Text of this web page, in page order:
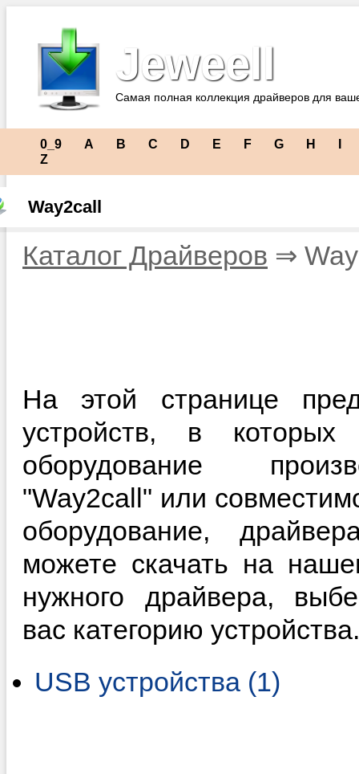
Jeweell
Самая полная коллекция драйверов для
0_9 A B C D E F G H
Z
Way2call
Каталог Драйверов ⇒
На этой странице
устройств, в
оборудование
"Way2call" или
оборудование,
можете скачать на
нужного драйвера,
вас категорию устройства.
USB устройства (1)